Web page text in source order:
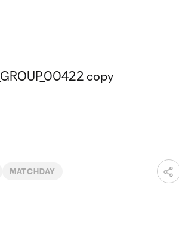
MATCHDAY